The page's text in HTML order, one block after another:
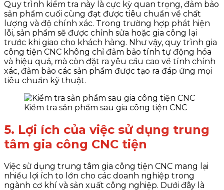
Quy trình kiểm tra này là cực kỳ quan trọng, đảm bảo
sản phẩm cuối cùng đạt được tiêu chuẩn về chất
lượng và độ chính xác. Trong trường hợp phát hiện
lỗi, sản phẩm sẽ được chỉnh sửa hoặc gia công lại
trước khi giao cho khách hàng. Như vậy, quy trình gia
công tiện CNC không chỉ đảm bảo tính tự động hóa
và hiệu quả, mà còn đặt ra yêu cầu cao về tính chính
xác, đảm bảo các sản phẩm được tạo ra đáp ứng mọi
tiêu chuẩn kỹ thuật.
Kiểm tra sản phẩm sau gia công tiện CNC
5. Lợi ích của việc sử dụng trung
tâm gia công CNC tiện
Việc sử dụng trung tâm gia công tiện CNC mang lại
nhiều lợi ích to lớn cho các doanh nghiệp trong
ngành cơ khí và sản xuất công nghiệp. Dưới đây là